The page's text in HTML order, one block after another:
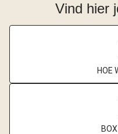
Vind hier
HOE